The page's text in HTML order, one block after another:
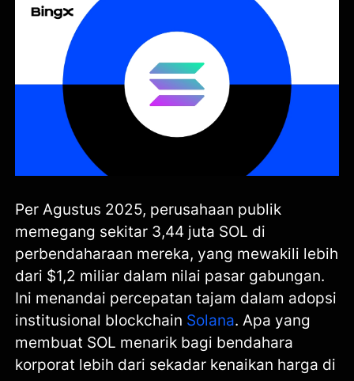
Per Agustus 2025, perusahaan publik
memegang sekitar 3,44 juta SOL di
perbendaharaan mereka, yang mewakili lebih
dari $1,2 miliar dalam nilai pasar gabungan.
Ini menandai percepatan tajam dalam adopsi
institusional blockchain Solana. Apa yang
membuat SOL menarik bagi bendahara
korporat lebih dari sekadar kenaikan harga di